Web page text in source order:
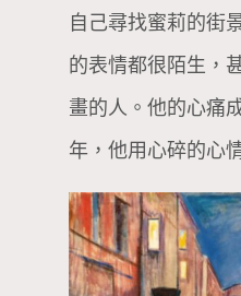
自己尋找蜜莉的街
的表情都很陌生，
畫的人。他的心痛
年，他用心碎的心